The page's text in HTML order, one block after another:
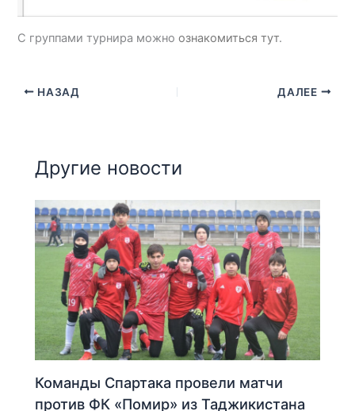
С группами турнира можноознакомиться тут.
НАЗАД ДАЛЕЕ
Другие новости
Команды Спартака провели матчи
против ФК «Помир» из Таджикистана